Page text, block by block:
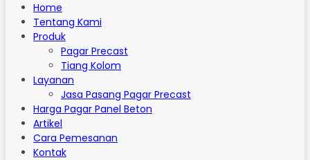
Home
Tentang Kami
Produk
Pagar Precast
Tiang Kolom
Layanan
Jasa Pasang Pagar Precast
Harga Pagar Panel Beton
Artikel
Cara Pemesanan
Kontak